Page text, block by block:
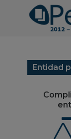
Entidad